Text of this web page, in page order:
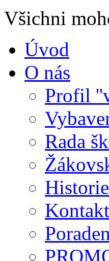
Všichni
Úvod
O nás
Profil
Rada
Kontakt